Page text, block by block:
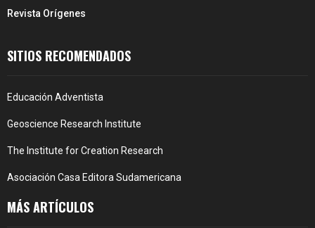
Revista Orígenes
SITIOS RECOMENDADOS
Educación Adventista
Geoscience Research Institute
The Institute for Creation Research
Asociación Casa Editora Sudamericana
MÁS ARTÍCULOS